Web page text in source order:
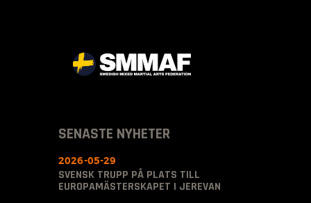
SENASTE NYHETER
SVENSK TRUPP PÅ PLATS TILL
EUROPAMÄSTERSKAPET I JEREVAN
2026-05-29